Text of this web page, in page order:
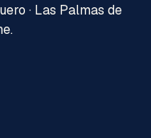
· Las Palmas de